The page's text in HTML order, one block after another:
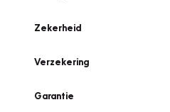
Zekerheid
Verzekering
Garantie